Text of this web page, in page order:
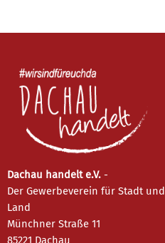
Dachau handelt e.V. -
Der Gewerbeverein für Stadt und
Land
Münchner Straße 11
85221 Dachau